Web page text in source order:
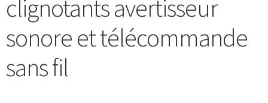
clignotants avertisseur
sonore et télécommande
sans fil